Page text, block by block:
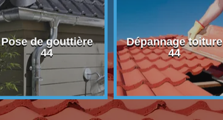
Pose de gouttière
44
Dépannage toiture
44